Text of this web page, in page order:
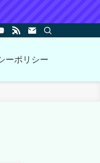
ーポリシー